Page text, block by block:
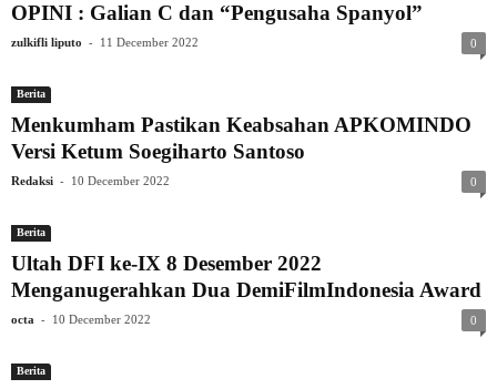
OPINI : Galian C dan “Pengusaha Spanyol”
zulkifli liputo - 11 December 2022 0
Berita
Menkumham Pastikan Keabsahan APKOMINDO
Versi Ketum Soegiharto Santoso
Redaksi - 10 December 2022 0
Berita
Ultah DFI ke-IX 8 Desember 2022
Menganugerahkan Dua DemiFilmIndonesia Award
octa - 10 December 2022 0
Berita